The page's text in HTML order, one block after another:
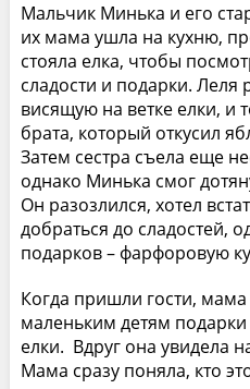
Мальчик Минька и его
их мама ушла на кухню,
стояла елка, чтобы
сладости и подарки. Леля
висящую на ветке елки, и
брата, который откусил
Затем сестра съела еще
однако Минька смог
Он разозлился, хотел
добраться до сладостей,
подарков – фарфоровую
Когда пришли гости, мама
маленьким детям
елки. Вдруг она увидела
Мама сразу поняла, кто